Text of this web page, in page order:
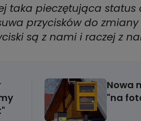
taka pieczętująca status
przycisków do zmiany
są z nami i raczej z
Nowa
"na